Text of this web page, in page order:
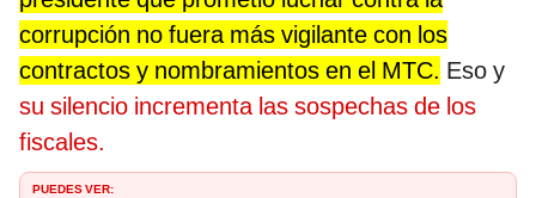
corrupción no fuera más vigilante con los
contractos y nombramientos en el MTC. Eso y
su silencio incrementa las sospechas de los
fiscales.
PUEDES VER: